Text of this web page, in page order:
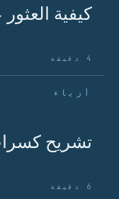
كيفية
4 دقيقة
أزياء
تشريح
6 دقيقة